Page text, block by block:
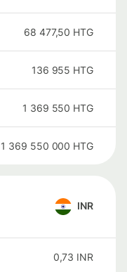
68 477,50 HTG
136 955 HTG
1 369 550 HTG
1 369 550 000 HTG
INR
0,73 INR